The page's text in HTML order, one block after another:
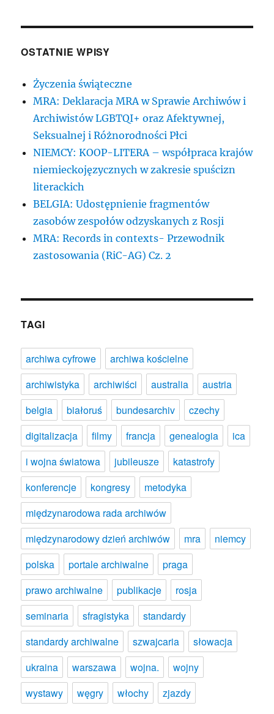
OSTATNIE WPISY
Życzenia świąteczne
MRA: Deklaracja MRA w Sprawie Archiwów i
Archiwistów LGBTQI+ oraz Afektywnej,
Seksualnej i Różnorodności Płci
NIEMCY: KOOP-LITERA – współpraca krajów
niemieckojęzycznych w zakresie spuścizn
literackich
BELGIA: Udostępnienie fragmentów
zasobów zespołów odzyskanych z Rosji
MRA: Records in contexts- Przewodnik
zastosowania (RiC-AG) Cz. 2
TAGI
archiwa cyfrowe
archiwa kościelne
archiwistyka
archiwiści australia
austria
belgia
białoruś bundesarchiv
czechy
digitalizacja
filmy francja genealogia
ica
i wojna światowa
jubileusze
katastrofy
konferencje
kongresy
metodyka
międzynarodowa rada archiwów
międzynarodowy dzień archiwów
mra
niemcy
polska
portale archiwalne
praga
prawo archiwalne
publikacje
rosja
seminaria
sfragistyka
standardy
standardy archiwalne
szwajcaria
słowacja
ukraina
warszawa wojna.
wojny
wystawy
węgry włochy zjazdy